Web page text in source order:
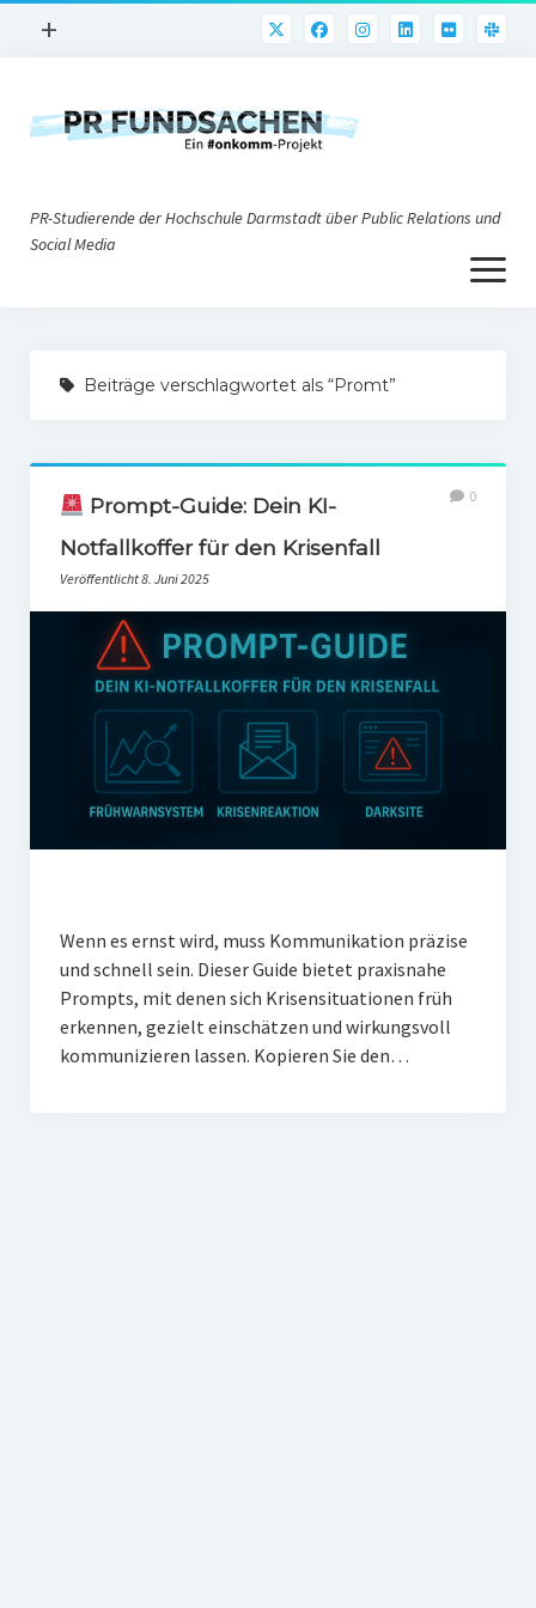
Menü
+
PR@h_da
Nonprofit-PR
Social Media
PR-Theorie
PR-Ethik
PR-Literatur
PR-Studien
Gesellschaft & Medien
Infografik-Themengarten
Künstliche Intelligenz
Klimaneutrales Tanken
Zukunft der Bildung
Vom Trend zur Tonne
PR-Studierende der Hochschule Darmstadt über Public Relations und
Social Media
Menü
öffnen
Impressum
Beiträge verschlagwortet als “Promt”
Prompt-Guide: Dein KI-
Notfallkoffer für den Krisenfall
Veröffentlicht 8. Juni 2025
0
Wenn es ernst wird, muss Kommunikation präzise
und schnell sein. Dieser Guide bietet praxisnahe
Prompts, mit denen sich Krisensituationen früh
erkennen, gezielt einschätzen und wirkungsvoll
kommunizieren lassen. Kopieren Sie den…